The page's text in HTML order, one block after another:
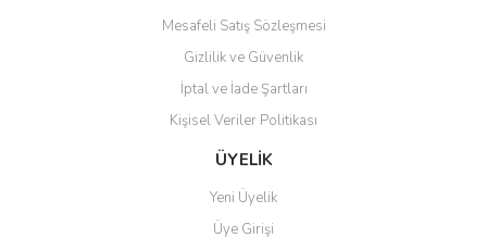
Mesafeli Satış Sözleşmesi
Gizlilik ve Güvenlik
İptal ve İade Şartları
Kişisel Veriler Politikası
ÜYELİK
Yeni Üyelik
Üye Girişi